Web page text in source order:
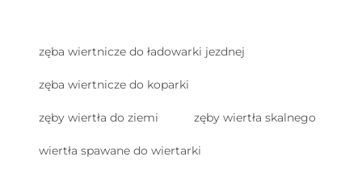
zęba wiertnicze do ładowarki jezdnej
zęba wiertnicze do koparki
zęby wiertła do ziemi zęby wiertła skalnego
wiertła spawane do wiertarki